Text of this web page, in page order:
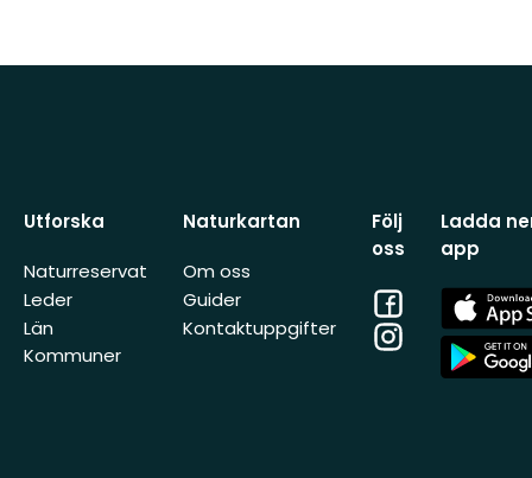
Utforska
Naturreservat
Leder
Län
Kommuner
Naturkartan
Om oss
Guider
Kontaktuppgifter
Följ
oss
Facebook
Instagram
Ladda
app
App
Store
App
Store